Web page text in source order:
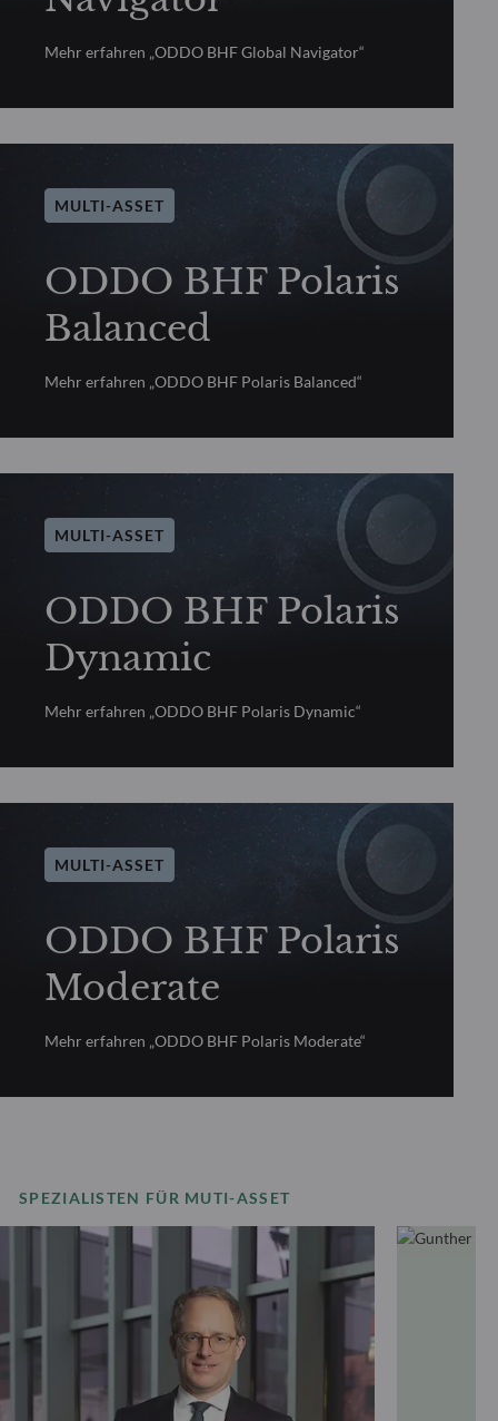
Mehr erfahren „ODDO BHF Global Navigator“
MULTI-ASSET
ODDO BHF Polaris
Balanced
Mehr erfahren „ODDO BHF Polaris Balanced“
MULTI-ASSET
ODDO BHF Polaris
Dynamic
Mehr erfahren „ODDO BHF Polaris Dynamic“
MULTI-ASSET
ODDO BHF Polaris
Moderate
Mehr erfahren „ODDO BHF Polaris Moderate“
SPEZIALISTEN FÜR MUTI-ASSET